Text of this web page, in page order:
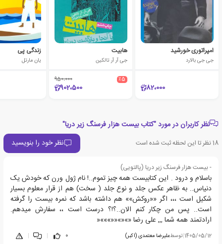
امپراتوری خورشید
جی جی بالارد
82،000
هابیت
جی آر آر تالکین
٪5 950،000
902،500
زندگی پی
یان مارتل
نظر کاربران در مورد "کتاب بیست هزار فرسنگ زیر دریا"
18نظر تا این لحظه ثبت شده است نظر خود را بنویسید
- بیست هزار فرسنگ زیر دریا (پالتویی)
باسلام و درود . این کتابیست همه چیز تموم..! نام ژول ورن که خودش یک
دنیاس.. به ظاهر عکس جلد و نوع جلد ( سخت) هم از قرار معلوم بسیار
شکیل است ،،، اگر ««روکش»» هم داشته باشد که نمره بیست را گرفته
است.. پس من چکار کنم الان..؟!؟ درست است ،، سفارش میدهم.
ارادتمند همه شما ,,, علی رضا «»«»««»»»«
1405/05/12
|توسطعلیرضا معتمدی (اکبر) 0
|
|